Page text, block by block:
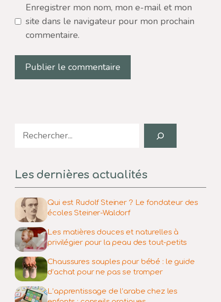
Enregistrer mon nom, mon e-mail et mon
site dans le navigateur pour mon prochain
commentaire.
Search
Les dernières actualités
Qui est Rudolf Steiner ? Le fondateur des
écoles Steiner-Waldorf
Les matières douces et naturelles à
privilégier pour la peau des tout-petits
Chaussures souples pour bébé : le guide
d’achat pour ne pas se tromper
L’apprentissage de l’arabe chez les